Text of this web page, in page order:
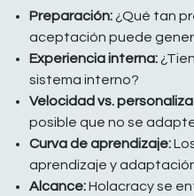
Preparación: ¿Qué tan
aceptación puede
Experiencia interna:
sistema interno?
Velocidad vs.
posible que no se
Curva de aprendizaje:
aprendizaje y
Alcance:Holacracy se